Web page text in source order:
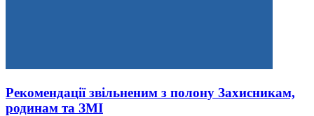
Рекомендації звільненим з полону Захисникам,
родинам та ЗМІ